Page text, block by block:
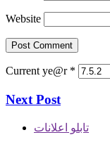
Website
Current ye@r *
Next Post
تابلو اعلانات